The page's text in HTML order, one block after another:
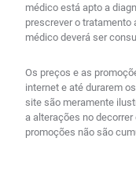
médico está apto a
prescrever o tratamento
médico deverá ser
Os preços e as
internet e até durarem
site são meramente
a alterações no
promoções não são